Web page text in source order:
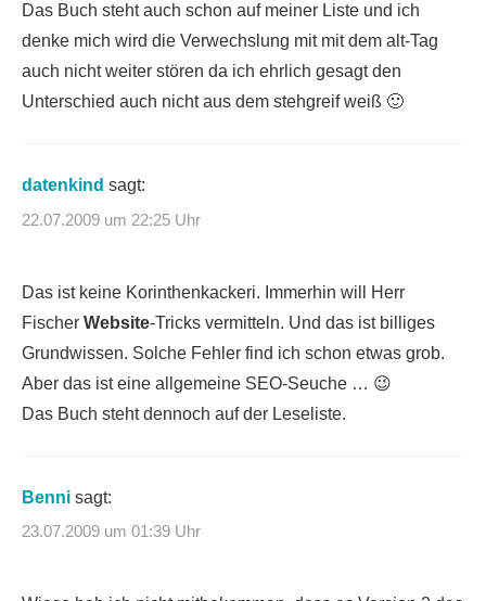
Das Buch steht auch schon auf meiner Liste und ich
denke mich wird die Verwechslung mit mit dem alt-Tag
auch nicht weiter stören da ich ehrlich gesagt den
Unterschied auch nicht aus dem stehgreif weiß 🙂
datenkind sagt:
22.07.2009 um 22:25 Uhr
Das ist keine Korinthenkackeri. Immerhin will Herr
Fischer Website-Tricks vermitteln. Und das ist billiges
Grundwissen. Solche Fehler find ich schon etwas grob.
Aber das ist eine allgemeine SEO-Seuche … 😉
Das Buch steht dennoch auf der Leseliste.
Benni sagt:
23.07.2009 um 01:39 Uhr